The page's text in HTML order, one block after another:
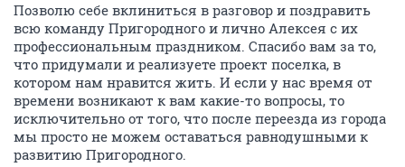
Позволю себе вклиниться в разговор и поздравить
всю команду Пригородного и лично Алексея с их
профессиональным праздником. Спасибо вам за то,
что придумали и реализуете проект поселка, в
котором нам нравится жить. И если у нас время от
времени возникают к вам какие-то вопросы, то
исключительно от того, что после переезда из города
мы просто не можем оставаться равнодушными к
развитию Пригородного.